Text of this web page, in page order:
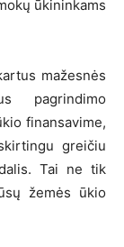
ūkininkams
mažesnės
pagrindimo
finansavime,
greičiu
Tai ne tik
žemės ūkio